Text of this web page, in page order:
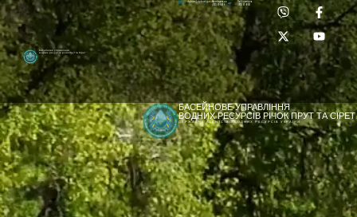
[newyear_garland]
Басейнове управління
водних ресурсів річок Прут та Сірет
Лабораторія:
(0372) 53-92-00
dpbuvr@dpbuvr.gov.uaПриймальня:
(0372) 51-14-56
БАСЕЙНОВЕ УПРАВЛІННЯ
ВОДНИХ РЕСУРСІВ РІЧОК ПРУТ ТА СІРЕТ
ДЕРЖАВНЕ АГЕНТСТВО ВОДНИХ РЕСУРСІВ УКРАЇНИ